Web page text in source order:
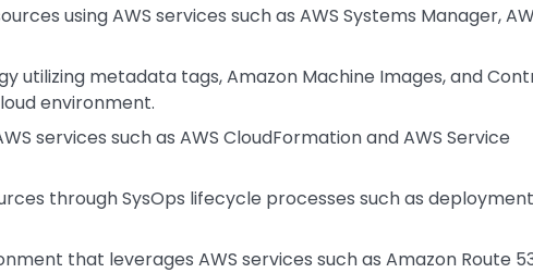
using AWS services such as AWS Systems Manager,
utilizing metadata tags, Amazon Machine Images, and
environment.
services such as AWS CloudFormation and AWS Service
through SysOps lifecycle processes such as
that leverages AWS services such as Amazon Route